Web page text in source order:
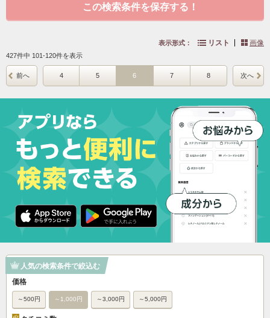
この検索条件を保存する！
表示形式： リスト 画像
427件中 101-120件を表示
4 5 6 7 8
前へ 次へ
人気の検索条件で絞込む
価格
～500円 ～1,000円 ～3,000円 ～5,000円